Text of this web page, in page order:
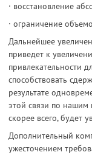
· восстановление
· ограничение
Дальнейшее
приведет к
привлекательности
способствовать
результате
этой связи по нашим
скорее всего, будет
Дополнительный
ужесточением